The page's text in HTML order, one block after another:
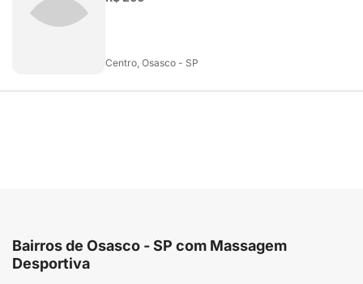
Centro, Osasco - SP
Bairros de Osasco - SP com Massagem
Desportiva